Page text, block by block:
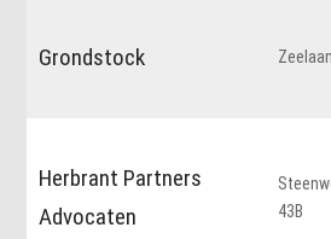
Grondstock
Herbrant Partners
Advocaten
43B